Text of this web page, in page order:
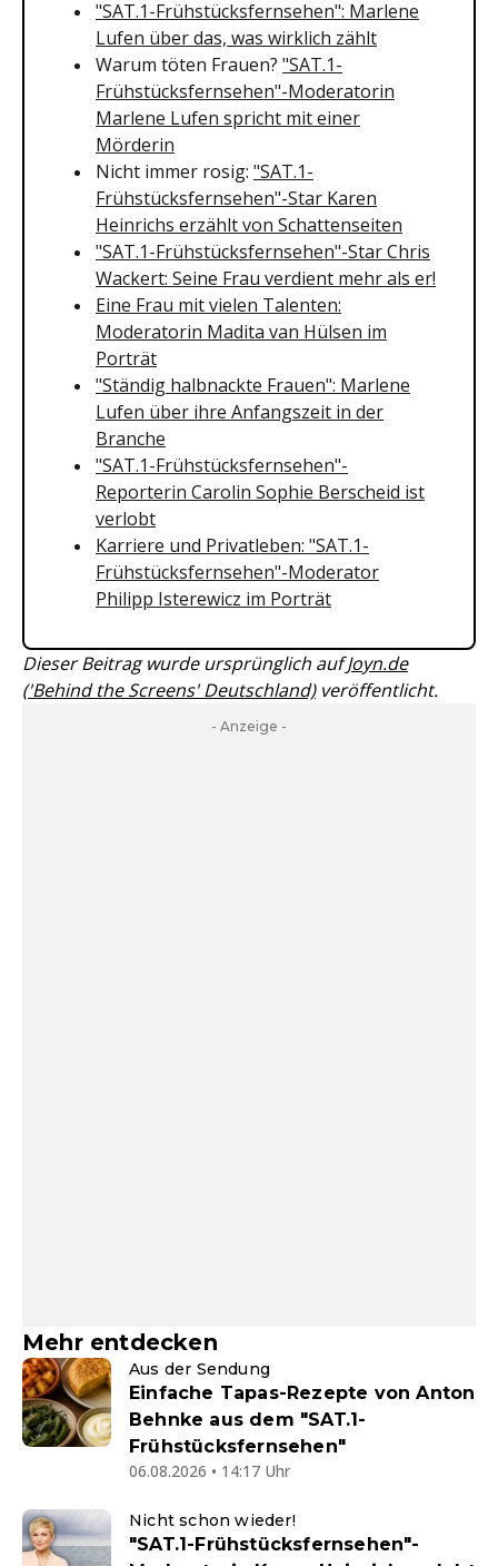
"SAT.1-Frühstücksfernsehen": Marlene
Lufen über das, was wirklich zählt
Warum töten Frauen? "SAT.1-
Frühstücksfernsehen"-Moderatorin
Marlene Lufen spricht mit einer
Mörderin
Nicht immer rosig: "SAT.1-
Frühstücksfernsehen"-Star Karen
Heinrichs erzählt von Schattenseiten
"SAT.1-Frühstücksfernsehen"-Star Chris
Wackert: Seine Frau verdient mehr als er!
Eine Frau mit vielen Talenten:
Moderatorin Madita van Hülsen im
Porträt
"Ständig halbnackte Frauen": Marlene
Lufen über ihre Anfangszeit in der
Branche
"SAT.1-Frühstücksfernsehen"-
Reporterin Carolin Sophie Berscheid ist
verlobt
Karriere und Privatleben: "SAT.1-
Frühstücksfernsehen"-Moderator
Philipp Isterewicz im Porträt
Dieser Beitrag wurde ursprünglich aufJoyn.de
('Behind the Screens' Deutschland)veröffentlicht.
- Anzeige -
Mehr entdecken
Aus der Sendung
Einfache Tapas-Rezepte von Anton
Behnke aus dem "SAT.1-
Frühstücksfernsehen"
06.08.2026 • 14:17 Uhr
Nicht schon wieder!
"SAT.1-Frühstücksfernsehen"-